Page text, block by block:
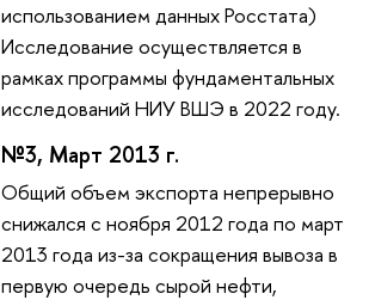
использованием данных Росстата)
Исследование осуществляется в
рамках программы фундаментальных
исследований НИУ ВШЭ в 2022 году.
№3, Март 2013 г.
Общий объем экспорта непрерывно
снижался с ноября 2012 года по март
2013 года из-за сокращения вывоза в
первую очередь сырой нефти,